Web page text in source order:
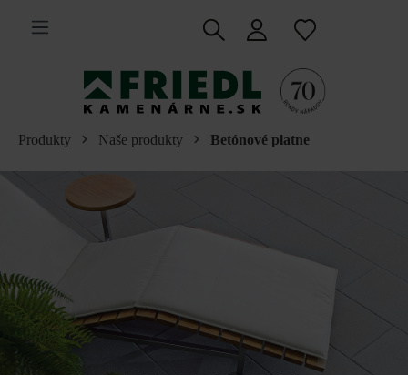
hlavný obsah
Produkty Naše produkty Betónové platne